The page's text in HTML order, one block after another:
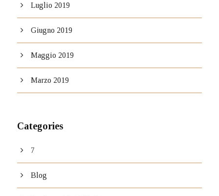
Luglio 2019
Giugno 2019
Maggio 2019
Marzo 2019
Categories
7
Blog